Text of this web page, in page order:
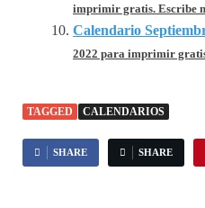
imprimir gratis. Escribe
Calendario
2022 para imprimir
TAGGED CALENDARIOS
SHARE SHARE